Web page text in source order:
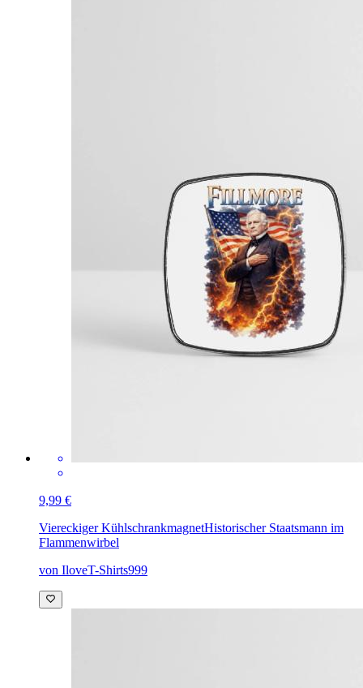
9,99 €
Viereckiger KühlschrankmagnetHistorischer Staatsmann im
Flammenwirbel
von IloveT-Shirts999